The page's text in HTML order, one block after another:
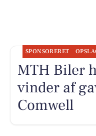
SPONSORERET
MTH Biler
vinder af
Comwell